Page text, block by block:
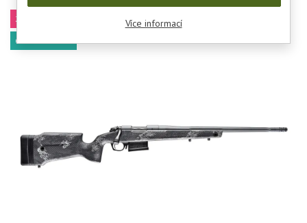
ZBROJNÍ PRŮKAZ
OSOBNÍ ODBĚR
Více informací